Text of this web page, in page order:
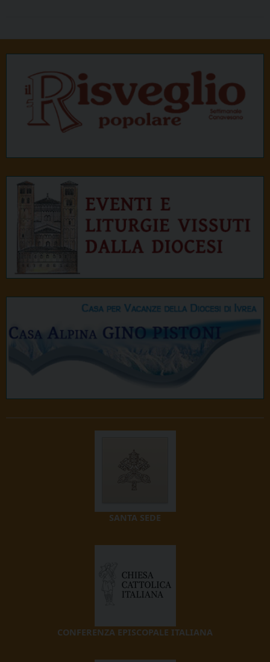
SANTA SEDE
CONFERENZA EPISCOPALE ITALIANA